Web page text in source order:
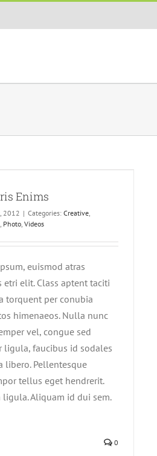
Enims
2012 | Categories: Creative,
, Photo, Videos
euismod atras
elit. Class aptent taciti
torquent per conubia
himenaeos. Nulla nunc
vel, congue sed
ligula, faucibus id sodales
libero. Pellentesque
tellus eget hendrerit.
Aliquam id dui sem.
0